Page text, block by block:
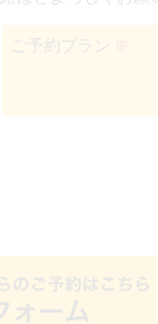
ご予約プラン